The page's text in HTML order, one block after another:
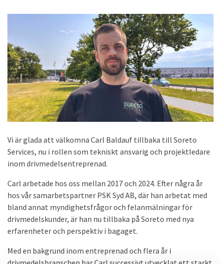
Vi är glada att välkomna Carl Baldauf tillbaka till Soreto
Services, nu i rollen som tekniskt ansvarig och projektledare
inom drivmedelsentreprenad.
Carl arbetade hos oss mellan 2017 och 2024. Efter några år
hos vår samarbetspartner PSK Syd AB, där han arbetat med
bland annat myndighetsfrågor och felanmälningar för
drivmedelskunder, är han nu tillbaka på Soreto med nya
erfarenheter och perspektiv i bagaget.
Med en bakgrund inom entreprenad och flera år i